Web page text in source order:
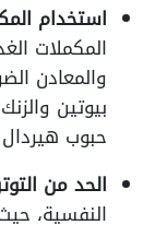
استخدام
المكملات
والمعادن
بيوتين
حبوب
الحد من
النفسية،